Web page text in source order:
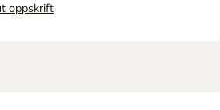
oppskrift